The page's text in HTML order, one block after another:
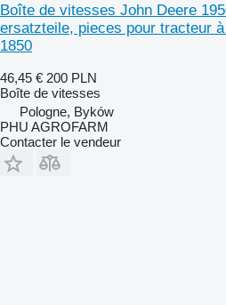
Boîte de vitesses John Deere
ersatzteile, pieces pour tracteur
1850
46,45 € 200 PLN
Boîte de vitesses
Pologne, Byków
PHU AGROFARM
Contacter le vendeur